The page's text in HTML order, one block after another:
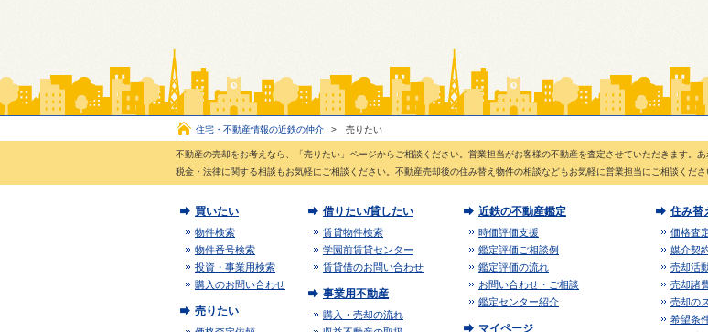
住宅・不動産情報の近鉄の仲介 > 売りたい
不動産の売却をお考えなら、「売りたい」ページからご相談ください。営業担当がお客様の不動産を査定させていただきます。
税金・法律に関する相談もお気軽にご相談ください。不動産売却後の住み替え物件の相談などもお気軽に営業担当にご相談くださ
買いたい
物件検索
物件番号検索
投資・事業用検索
購入のお問い合わせ
売りたい
借りたい/貸したい
賃貸物件検索
学園前賃貸センター
賃貸借のお問い合わせ
事業用不動産
購入・売却の流れ
近鉄の不動産鑑定
時価評価支援
鑑定評価ご相談例
鑑定評価の流れ
お問い合わせ・ご相談
鑑定センター紹介
マイページ
住み替
価格査
媒介契
売却活
売却諸
売却の
希望条